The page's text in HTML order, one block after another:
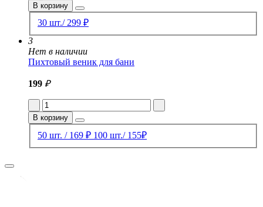
В корзину
30 шт./ 299 ₽
3
Нет в наличии
Пихтовый веник для бани
199 ₽
В корзину
50 шт. / 169 ₽ 100 шт./ 155₽